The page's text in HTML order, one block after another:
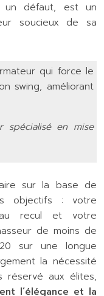
un défaut, est un
soucieux de sa
qui force le
swing, améliorant
spécialisé en mise
sur la base de
objectifs : votre
au recul et votre
de moins de
sur une longue
la nécessité
réservé aux élites,
l’élégance et la